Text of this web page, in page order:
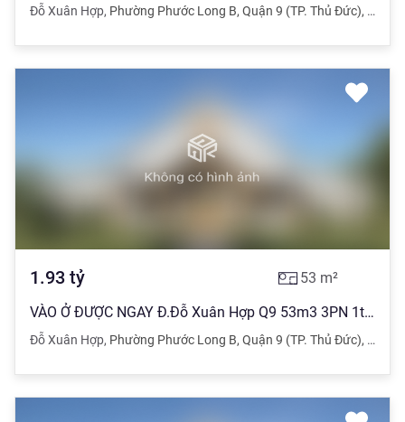
Đỗ Xuân Hợp, Phường Phước Long B, Quận 9 (TP. Thủ Đức),
1.93 tỷ 53 m²
VÀO Ở ĐƯỢC NGAY Đ.Đỗ Xuân Hợp Q9 53m3 3PN 1tỷ933
Đỗ Xuân Hợp, Phường Phước Long B, Quận 9 (TP. Thủ Đức),